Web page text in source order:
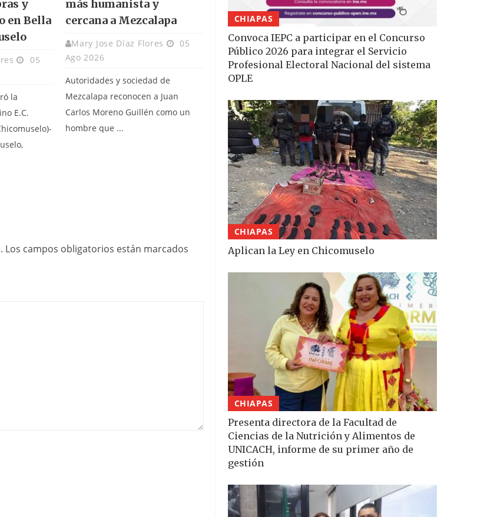
y
en Bella
05
la
E.C.
más humanista y
cercana a Mezcalapa
Mary Jose Díaz Flores
05
Ago 2026
Autoridades y sociedad de
Mezcalapa reconocen a Juan
Carlos Moreno Guillén como un
hombre que ...
Los campos obligatorios están marcados
CHIAPAS
Convoca IEPC a participar en el Concurso
Público 2026 para integrar el Servicio
Profesional Electoral Nacional del sistema
OPLE
CHIAPAS
Aplican la Ley en Chicomuselo
CHIAPAS
Presenta directora de la Facultad de
Ciencias de la Nutrición y Alimentos de
UNICACH, informe de su primer año de
gestión